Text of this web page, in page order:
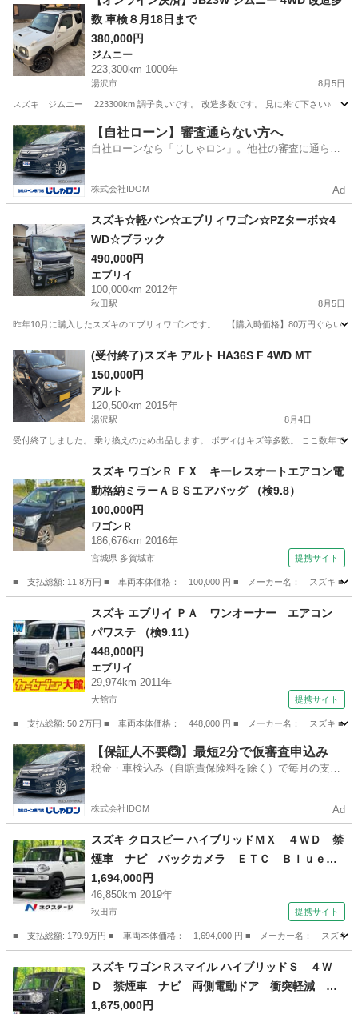
数 車検８月18日まで
380,000円
ジムニー
223,300km 1000年
湯沢市 8月5日
スズキ ジムニー 223300km 調子良いです。 改造多数です。 見に来て下さい♪
秋田 湯沢市 ジムニー
【自社ローン】審査通らない方へ
自社ローンなら「じしゃロン」。他社の審査に通らな
株式会社IDOM Ad
スズキ☆軽バン☆エブリィワゴン☆PZターボ☆4
WD☆ブラック
490,000円
エブリイ
100,000km 2012年
秋田駅 8月5日
昨年10月に購入したスズキのエブリィワゴンです。 【購入時価格】80万円ぐらい
秋田 秋田市 秋田駅 エブリイ エブリィワゴン
(受付終了)スズキ アルト HA36S F 4WD MT
150,000円
アルト
120,500km 2015年
湯沢駅 8月4日
受付終了しました。 乗り換えのため出品します。 ボディはキズ等多数。 ここ数年で
湯沢駅 アルト イグニッションコイル
スズキ ワゴンＲ ＦＸ キーレスオートエアコン電
動格納ミラーＡＢＳエアバッグ （検9.8）
100,000円
ワゴンＲ
186,676km 2016年
宮城県 多賀城市 提携サイト
■ 支払総額: 11.8万円 ■ 車両本体価格： 100,000 円 ■ メーカー名： スズキ ■
ワゴンＲ
スズキ エブリイ ＰＡ ワンオーナー エアコン
パワステ （検9.11）
448,000円
エブリイ
29,974km 2011年
大館市 提携サイト
■ 支払総額: 50.2万円 ■ 車両本体価格： 448,000 円 ■ メーカー名： スズキ
秋田 大館市 エブリイ
【保証人不要🙆】最短2分で仮審査申込み
税金・車検込み（自賠責保険料を除く）で毎月の支払
株式会社IDOM Ad
スズキ クロスビー ハイブリッドＭＸ ４ＷＤ 禁
煙車 ナビ バックカメラ ＥＴＣ Ｂｌｕｅｔ
ｏｏｔｈ ドラレコ シートヒーター ＬＥＤヘ
ッドライト パドルシフト オートライト オー
トエアコン スマートキー （検8.12）
1,694,000円
46,850km 2019年
秋田市 提携サイト
■ 支払総額: 179.9万円 ■ 車両本体価格： 1,694,000 円 ■ メーカー名： スズ
スズキ
スズキ ワゴンＲスマイル ハイブリッドＳ ４Ｗ
Ｄ 禁煙車 ナビ 両側電動ドア 衝突軽減 コ
ーナーセンサー 前席シートヒーター オートラ
1,675,000円